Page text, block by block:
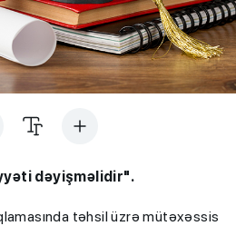
dəyişməlidir".
təhsil üzrə mütəxəssis